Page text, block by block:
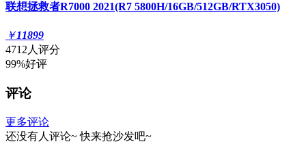
联想拯救者R7000 2021(R7 5800H/16GB/512GB/RTX3050)
￥11899
4712人评分
99%好评
评论
更多评论
还没有人评论~ 快来抢沙发吧~